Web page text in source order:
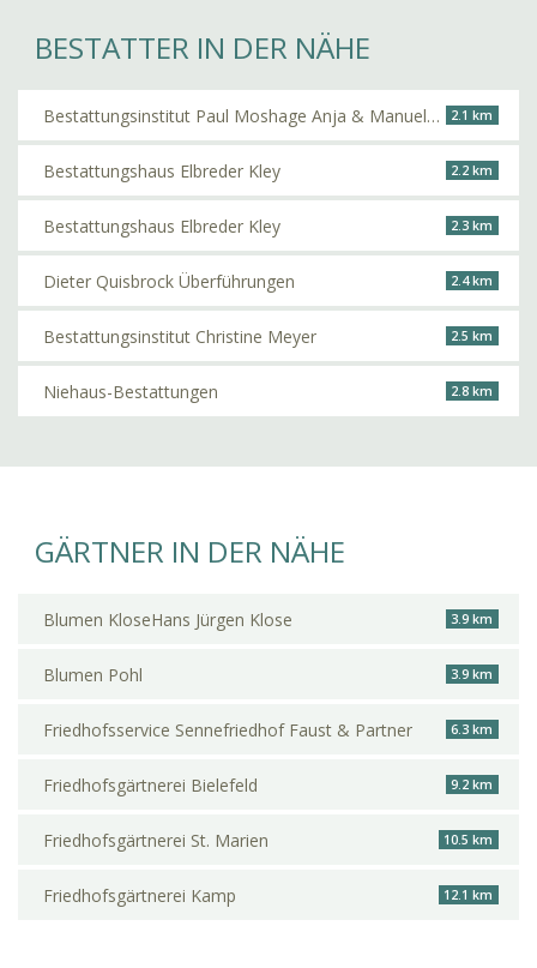
BESTATTER IN DER NÄHE
Bestattungsinstitut Paul Moshage Anja & Manuela Moshage 2.1 km
Bestattungshaus Elbreder Kley 2.2 km
Bestattungshaus Elbreder Kley 2.3 km
Dieter Quisbrock Überführungen 2.4 km
Bestattungsinstitut Christine Meyer 2.5 km
Niehaus-Bestattungen 2.8 km
GÄRTNER IN DER NÄHE
Blumen KloseHans Jürgen Klose 3.9 km
Blumen Pohl 3.9 km
Friedhofsservice Sennefriedhof Faust & Partner 6.3 km
Friedhofsgärtnerei Bielefeld 9.2 km
Friedhofsgärtnerei St. Marien 10.5 km
Friedhofsgärtnerei Kamp 12.1 km